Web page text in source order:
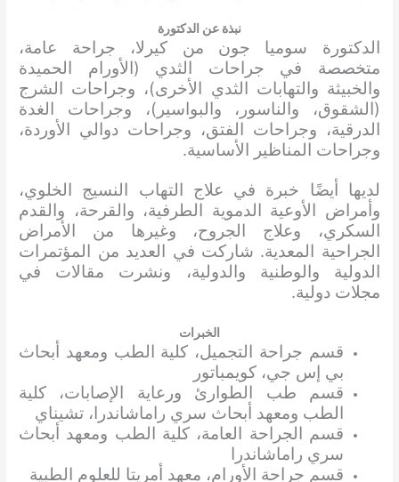
نبذة عن الدكتورة
الدكتورة سوميا جون من كيرلا، جراحة عامة،
متخصصة في جراحات الثدي (الأورام الحميدة
والخبيثة والتهابات الثدي الأخرى)، وجراحات الشرج
(الشقوق، والناسور، والبواسير)، وجراحات الغدة
الدرقية، وجراحات الفتق، وجراحات دوالي الأوردة،
وجراحات المناظير الأساسية.
لديها أيضًا خبرة في علاج التهاب النسيج الخلوي،
وأمراض الأوعية الدموية الطرفية، والقرحة، والقدم
السكري، وعلاج الجروح، وغيرها من الأمراض
الجراحية المعدية. شاركت في العديد من المؤتمرات
الدولية والوطنية والدولية، ونشرت مقالات في
مجلات دولية.
الخبرات
قسم جراحة التجميل، كلية الطب ومعهد أبحاث
بي إس جي، كويمباتور
قسم طب الطوارئ ورعاية الإصابات، كلية
الطب ومعهد أبحاث سري راماشاندرا، تشيناي
قسم الجراحة العامة، كلية الطب ومعهد أبحاث
سري راماشاندرا
قسم جراحة الأورام، معهد أمريتا للعلوم الطبية